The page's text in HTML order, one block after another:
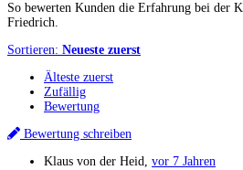
So bewerten Kunden die Erfahrung bei der
Friedrich.
Sortieren: Neueste zuerst
Älteste zuerst
Zufällig
Bewertung
Bewertung schreiben
Klaus von der Heid, vor 7 Jahren